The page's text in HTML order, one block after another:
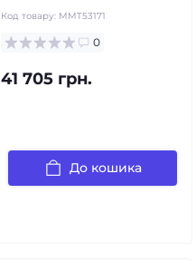
Код товару: MMT53171
0
41 705 грн.
До кошика